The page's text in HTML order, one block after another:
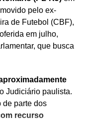
pelo ex-
de Futebol (CBF),
em julho,
que busca
Judiciário paulista.
de parte dos
recurso